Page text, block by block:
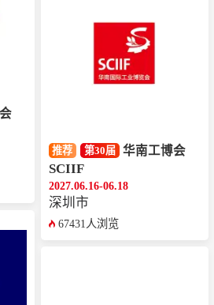
推荐 第30届 华南工博会
SCIIF
2027.06.16-06.18
深圳市
67431人浏览